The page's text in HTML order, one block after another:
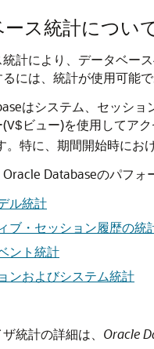
ス統計につい
計により、データベー
には、統計が使用可能で
はシステム、セッシ
(V$ ビュー)を使用してア
。特に、期間開始時にお
Databaseのパフォ
ル統計
ブ・セッション履歴の統
ント統計
ンおよびシステム統計
統計の詳細は、 Oracle